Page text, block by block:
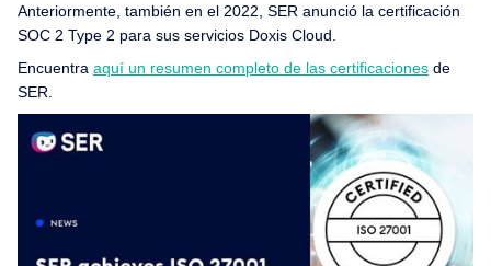
Anteriormente, también en el 2022, SER anunció la certificación
SOC 2 Type 2 para sus servicios Doxis Cloud.
Encuentra aquí un resumen completo de las certificaciones de
SER.